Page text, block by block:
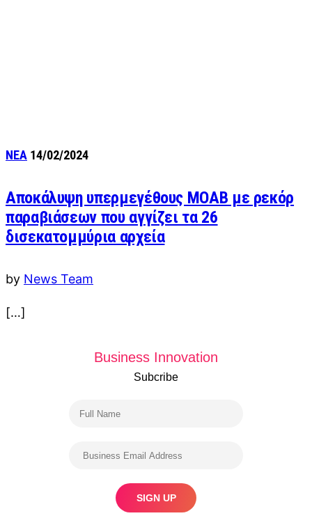
ΝΕΑ 14/02/2024
Αποκάλυψη υπερμεγέθους ΜΟΑΒ με ρεκόρ
παραβιάσεων που αγγίζει τα 26
δισεκατομμύρια αρχεία
by News Team
[…]
Business Innovation
Subcribe